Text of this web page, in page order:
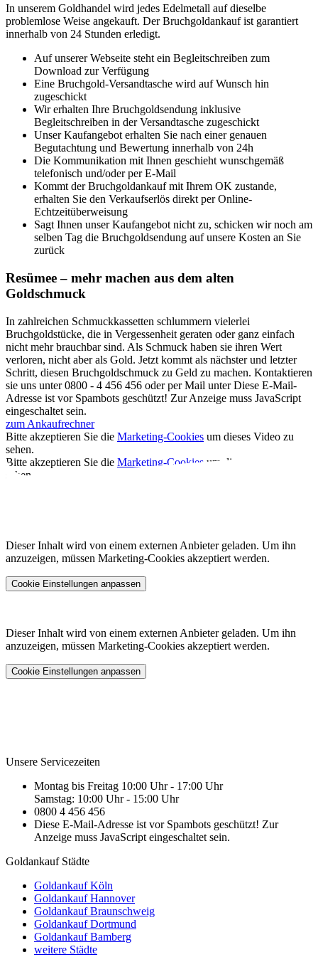
In unserem Goldhandel wird jedes Edelmetall auf dieselbe
problemlose Weise angekauft. Der Bruchgoldankauf ist garantiert
innerhalb von 24 Stunden erledigt.
Auf unserer Webseite steht ein Begleitschreiben zum
Download zur Verfügung
Eine Bruchgold-Versandtasche wird auf Wunsch hin
zugeschickt
Wir erhalten Ihre Bruchgoldsendung inklusive
Begleitschreiben in der Versandtasche zugeschickt
Unser Kaufangebot erhalten Sie nach einer genauen
Begutachtung und Bewertung innerhalb von 24h
Die Kommunikation mit Ihnen geschieht wunschgemäß
telefonisch und/oder per E-Mail
Kommt der Bruchgoldankauf mit Ihrem OK zustande,
erhalten Sie den Verkaufserlös direkt per Online-
Echtzeitüberweisung
Sagt Ihnen unser Kaufangebot nicht zu, schicken wir noch am
selben Tag die Bruchgoldsendung auf unsere Kosten an Sie
zurück
Resümee – mehr machen aus dem alten
Goldschmuck
In zahlreichen Schmuckkassetten schlummern vielerlei
Bruchgoldstücke, die in Vergessenheit geraten oder ganz einfach
nicht mehr brauchbar sind. Als Schmuck haben sie ihren Wert
verloren, nicht aber als Gold. Jetzt kommt als nächster und letzter
Schritt, diesen Bruchgoldschmuck zu Geld zu machen. Kontaktieren
sie uns unter 0800 - 4 456 456 oder per Mail unterDiese E-Mail-
Adresse ist vor Spambots geschützt! Zur Anzeige muss JavaScript
eingeschaltet sein.
zum Ankaufrechner
Bitte akzeptieren Sie die Marketing-Cookies um dieses Video zu
sehen.
Bitte akzeptieren Sie die Marketing-Cookies um dieses Video zu
sehen.
Dieser Inhalt wird von einem externen Anbieter geladen. Um ihn
anzuzeigen, müssen Marketing-Cookies akzeptiert werden.
Cookie Einstellungen anpassen
Dieser Inhalt wird von einem externen Anbieter geladen. Um ihn
anzuzeigen, müssen Marketing-Cookies akzeptiert werden.
Cookie Einstellungen anpassen
Unsere Servicezeiten
Montag bis Freitag 10:00 Uhr - 17:00 Uhr
Samstag: 10:00 Uhr - 15:00 Uhr
0800 4 456 456
Diese E-Mail-Adresse ist vor Spambots geschützt! Zur
Anzeige muss JavaScript eingeschaltet sein.
Goldankauf Städte
Goldankauf Köln
Goldankauf Hannover
Goldankauf Braunschweig
Goldankauf Dortmund
Goldankauf Bamberg
weitere Städte